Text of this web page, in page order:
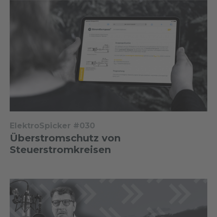
ElektroSpicker #030
Überstromschutz von
Steuerstromkreisen